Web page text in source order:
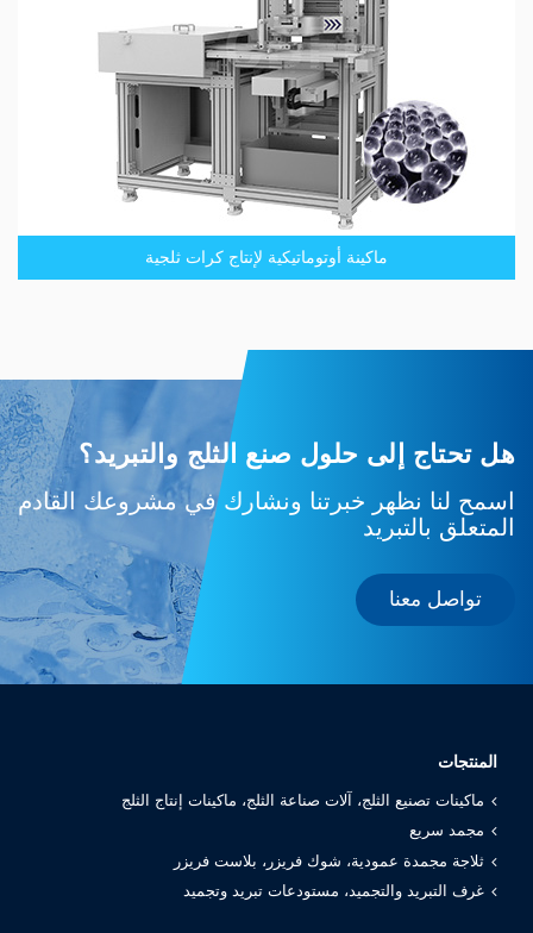
ماكينة أوتوماتيكية لإنتاج كرات ثلجية
هل تحتاج إلى حلول صنع الثلج والتبريد؟
اسمح لنا نظهر خبرتنا ونشارك في مشروعك القادم
المتعلق بالتبريد
تواصل معنا
المنتجات
ماكينات تصنيع الثلج، آلات صناعة الثلج، ماكينات إنتاج الثلج
مجمد سريع
ثلاجة مجمدة عمودية، شوك فريزر، بلاست فريزر
غرف التبريد والتجميد، مستودعات تبريد وتجميد